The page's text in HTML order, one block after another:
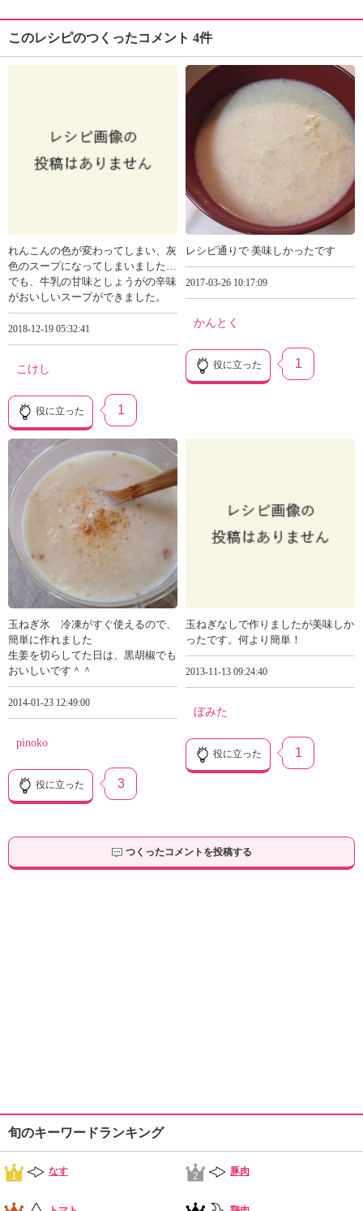
このレシピのつくったコメント 4件
れんこんの色が変わってしまい、灰
色のスープになってしまいました…
でも、牛乳の甘味としょうがの辛味
がおいしいスープができました。
2018-12-19 05:32:41
こけし
役に立った 1
レシピ通りで 美味しかったです
2017-03-26 10:17:09
かんとく
役に立った 1
玉ねぎ氷 冷凍がすぐ使えるので、
簡単に作れました
生姜を切らしてた日は、黒胡椒でも
おいしいです＾＾
2014-01-23 12:49:00
pinoko
役に立った 3
玉ねぎなしで作りましたが美味しか
ったです。何より簡単！
2013-11-13 09:24:40
ぼみた
役に立った 1
つくったコメントを投稿する
旬のキーワードランキング
1 なす 2 豚肉